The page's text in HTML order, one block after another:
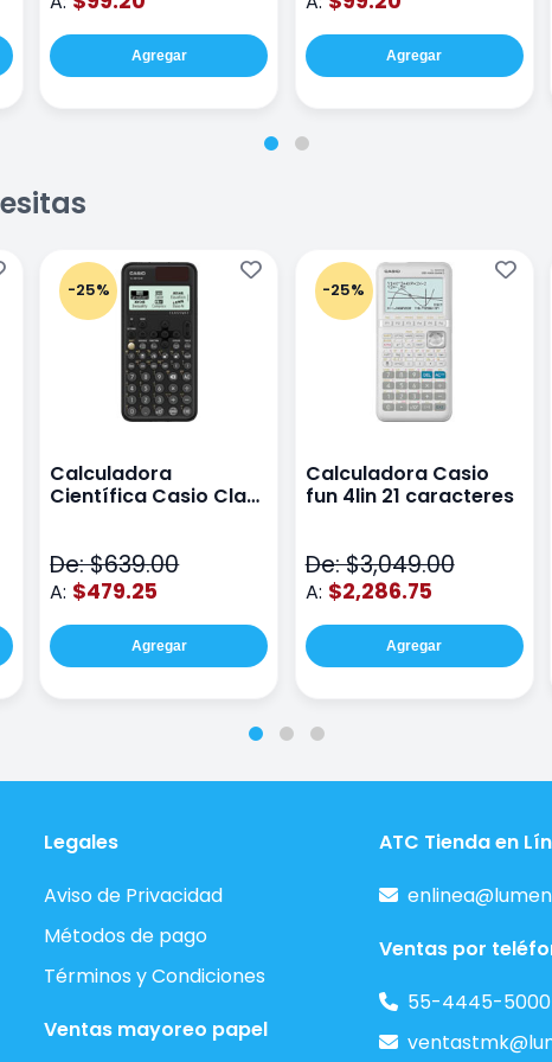
Agregar Agregar
-25%
Calculadora
Científica Casio Class
De: $639.00
A: $479.25
Agregar
-25%
Calculadora Casio
fun 4lin 21 caracteres
De: $3,049.00
A: $2,286.75
Agregar
Legales
Aviso de Privacidad
Métodos de pago
Términos y Condiciones
Ventas mayoreo papel
ATC Tienda en
Ventas por
55-4445-5000